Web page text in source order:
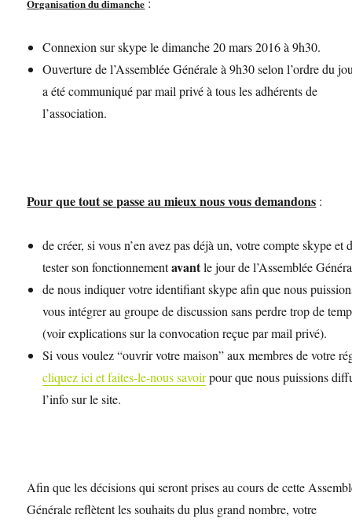
Organisation du dimanche
Connexion sur skype le dimanche 20 mars 2016 à 9h30.
Ouverture de l’Assemblée Générale à 9h30 selon l’ordre du
a été communiqué par mail privé à tous les adhérents de
l’association.
Pour que tout se passe au mieux nous vous demandons :
de créer, si vous n’en avez pas déjà un, votre compte skype et
tester son fonctionnementavantle jour de l’Assemblée
de nous indiquer votre identifiant skype afin que nous
vous intégrer au groupe de discussion sans perdre trop de
(voir explications sur la convocation reçue par mail privé).
Si vous voulez “ouvrir votre maison” aux membres de votre
cliquez ici et faites-le-nous savoirpour que nous puissions
l’info sur le site.
Afin que les décisions qui seront prises au cours de cette
Générale reflètent les souhaits du plus grand nombre, votre